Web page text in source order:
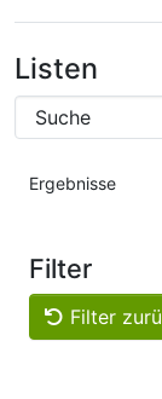
Listen
Ergebnisse
Filter
Filter